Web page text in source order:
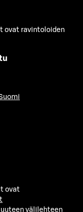
ovat ravintoloiden
ovat
välilehteen